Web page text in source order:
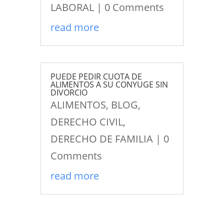
LABORAL| 0 Comments
read more
PUEDE PEDIR CUOTA DE
ALIMENTOS A SU CONYUGE SIN
DIVORCIO
ALIMENTOS, BLOG,
DERECHO CIVIL,
DERECHO DE FAMILIA| 0
Comments
read more